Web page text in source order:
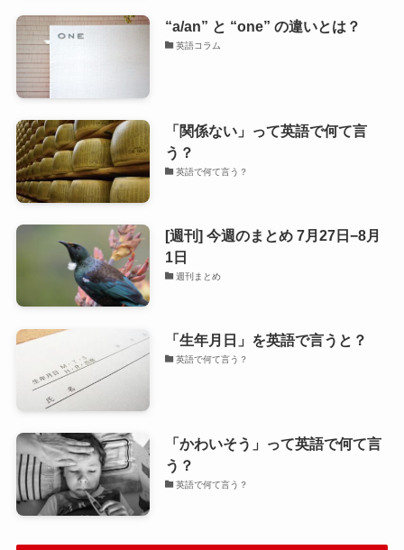
“a/an” と “one” の違いとは？
英語コラム
「関係ない」って英語で何て言
う？
英語で何て言う？
[週刊] 今週のまとめ 7月27日−8月
1日
週刊まとめ
「生年月日」を英語で言うと？
英語で何て言う？
「かわいそう」って英語で何て言
う？
英語で何て言う？